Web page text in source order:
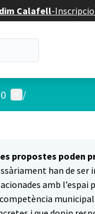
Calafell-
Menú d'usuari
/
propostes poden
han de ser
amb